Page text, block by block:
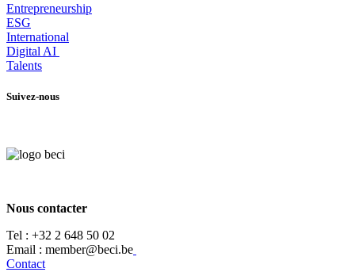
Entrepreneurship
ESG
International
Digital AI
Talents
Suivez-nous
Nous contacter
Tel : +32 2 648 50 02​
​​Email : member@beci.be
Contact